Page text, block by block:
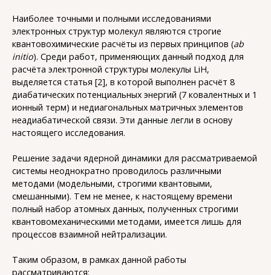
Наиболее точными и полными исследованиями
электронных структур молекул являются строгие
квантовохимические расчёты из первых принципов (ab
initio). Среди работ, применяющих данный подход для
расчёта электронной структуры молекулы LiH,
выделяется статья [2], в которой выполнен расчёт 8
диабатических потенциальных энергий (7 ковалентных и 1
ионный терм) и недиагональных матричных элементов
неадиабатической связи. Эти данные легли в основу
настоящего исследования.
Решение задачи ядерной динамики для рассматриваемой
системы неоднократно проводилось различными
методами (модельными, строгими квантовыми,
смешанными). Тем не менее, к настоящему времени
полный набор атомных данных, полученных строгими
квантовомеханическими методами, имеется лишь для
процессов взаимной нейтрализации.
Таким образом, в рамках данной работы
рассматриваются: